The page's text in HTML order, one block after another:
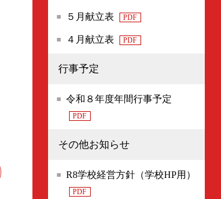
５月献立表 PDF
４月献立表 PDF
行事予定
令和８年度年間行事予定
PDF
その他お知らせ
R8学校経営方針（学校HP用）
PDF